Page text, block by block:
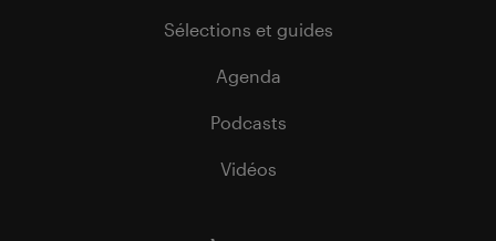
Sélections et guides
Agenda
Podcasts
Vidéos